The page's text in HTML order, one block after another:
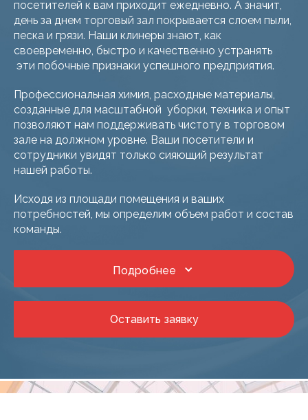
посетителей к вам приходит ежедневно. А значит,
день за днем торговый зал покрывается слоем пыли,
песка и грязи. Наши клинеры знают, как
своевременно, быстро и качественно устранять
эти побочные признаки успешного предприятия.
Профессиональная химия, расходные материалы,
созданные для масштабной уборки, техника и опыт
позволяют нам поддерживать чистоту в торговом
зале на должном уровне. Ваши посетители и
сотрудники увидят только сияющий результат
нашей работы.
Исходя из площади помещения и ваших
потребностей, мы определим объем работ и состав
команды.
Подробнее
Оставить заявку